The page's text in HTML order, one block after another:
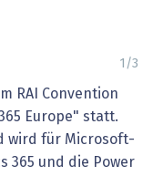
1 /3
RAI Convention
Europe" statt.
wird für Microsoft-
365 und die Power